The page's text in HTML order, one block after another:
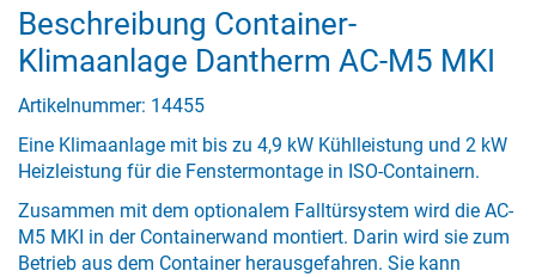
Beschreibung Container-
Klimaanlage Dantherm AC-M5 MKI
Artikelnummer: 14455
Eine Klimaanlage mit bis zu 4,9 kW Kühlleistung und 2 kW
Heizleistung für die Fenstermontage in ISO-Containern.
Zusammen mit dem optionalem Falltürsystem wird die AC-
M5 MKI in der Containerwand montiert. Darin wird sie zum
Betrieb aus dem Container herausgefahren. Sie kann